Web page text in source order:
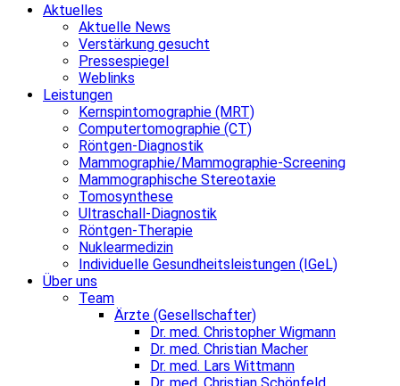
Aktuelles
Aktuelle News
Verstärkung gesucht
Pressespiegel
Weblinks
Leistungen
Kernspintomographie (MRT)
Computertomographie (CT)
Röntgen-Diagnostik
Mammographie/Mammographie-Screening
Mammographische Stereotaxie
Tomosynthese
Ultraschall-Diagnostik
Röntgen-Therapie
Nuklearmedizin
Individuelle Gesundheitsleistungen (IGeL)
Über uns
Team
Ärzte (Gesellschafter)
Dr. med. Christopher Wigmann
Dr. med. Christian Macher
Dr. med. Lars Wittmann